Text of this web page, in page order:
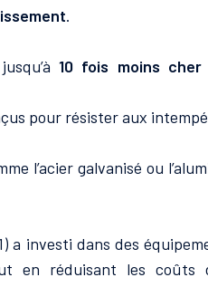
.
10 fois moins cher
pour résister aux
l’acier galvanisé ou
a investi dans des
en réduisant les coûts